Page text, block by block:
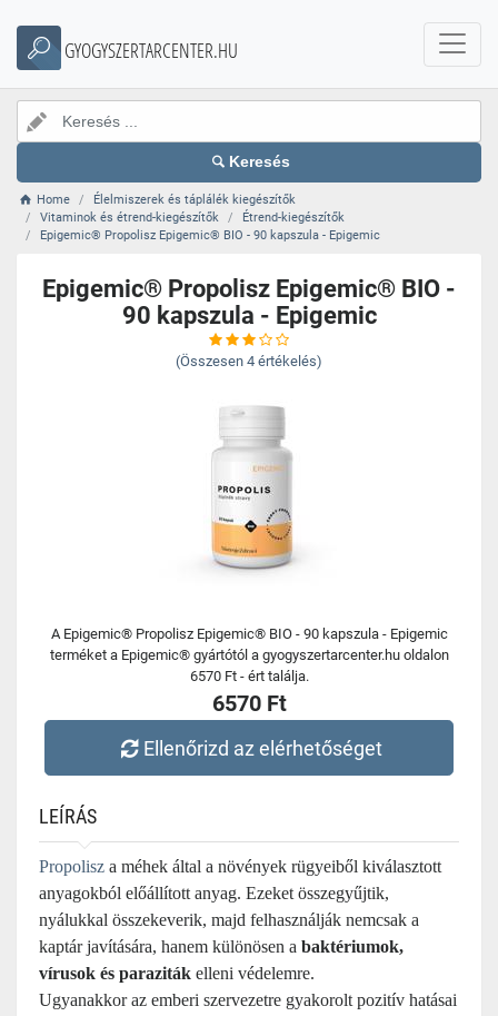
GYOGYSZERTARCENTER.HU
Keresés
Home
Élelmiszerek és táplálék kiegészítők
Vitaminok és étrend-kiegészítők
Étrend-kiegészítők
Epigemic® Propolisz Epigemic® BIO - 90 kapszula - Epigemic
Epigemic® Propolisz Epigemic® BIO -
90 kapszula - Epigemic
(Összesen 4 értékelés)
A Epigemic® Propolisz Epigemic® BIO - 90 kapszula - Epigemic
terméket a Epigemic® gyártótól a gyogyszertarcenter.hu oldalon
6570 Ft - ért találja.
6570 Ft
Ellenőrizd az elérhetőséget
LEÍRÁS
Propolisz a méhek által a növények rügyeiből kiválasztott
anyagokból előállított anyag. Ezeket összegyűjtik,
nyálukkal összekeverik, majd felhasználják nemcsak a
kaptár javítására, hanem különösen a baktériumok,
vírusok és paraziták elleni védelemre.
Ugyanakkor az emberi szervezetre gyakorolt pozitív hatásai